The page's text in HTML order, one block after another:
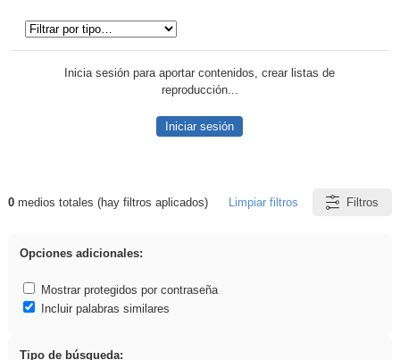
Inicia sesión para aportar contenidos, crear listas de
reproducción...
Iniciar sesión
Resultados de: EducaMadrid
0medios totales (hay filtros aplicados) Limpiar filtros Filtros
Opciones adicionales:
Mostrar protegidos por contraseña
Incluir palabras similares
Tipo de búsqueda: